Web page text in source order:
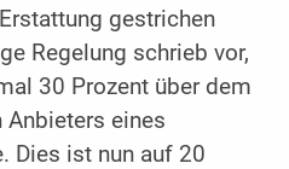
gestrichen
Regelung schrieb vor,
30 Prozent über dem
eines
Dies ist nun auf 20